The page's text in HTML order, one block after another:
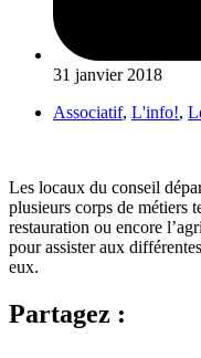
31 janvier 2018
Associatif, L'info!,
Les locaux du conseil
plusieurs corps de métiers
restauration ou encore
pour assister aux
eux.
Partagez :